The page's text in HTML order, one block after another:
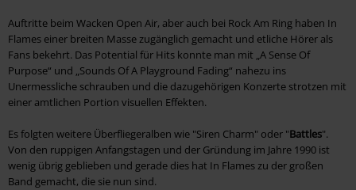
Auftritte beim Wacken Open Air, aber auch bei Rock Am Ring haben In
Flames einer breiten Masse zugänglich gemacht und etliche Hörer als
Fans bekehrt. Das Potential für Hits konnte man mit „A Sense Of
Purpose“ und „Sounds Of A Playground Fading“ nahezu ins
Unermessliche schrauben und die dazugehörigen Konzerte strotzen mit
einer amtlichen Portion visuellen Effekten.
Es folgten weitere Überfliegeralben wie "Siren Charm" oder "Battles".
Von den ruppigen Anfangstagen und der Gründung im Jahre 1990 ist
wenig übrig geblieben und gerade dies hat In Flames zu der großen
Band gemacht, die sie nun sind.